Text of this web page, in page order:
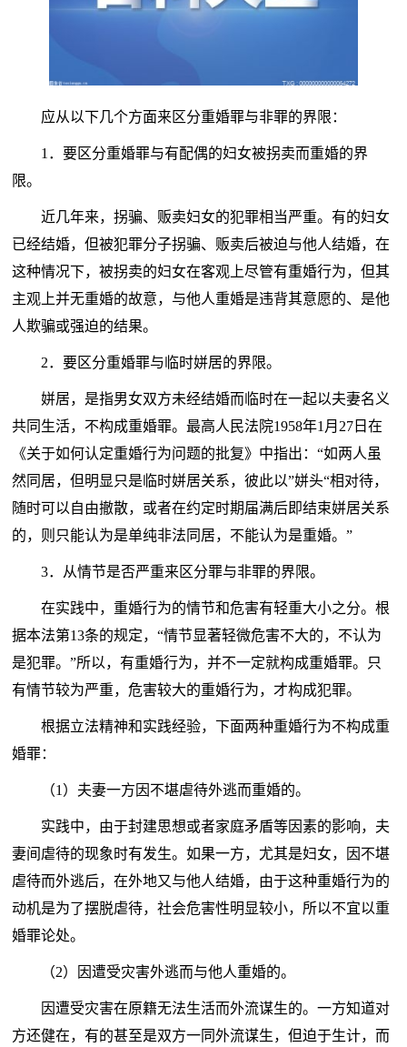
应从以下几个方面来区分重婚罪与非罪的界限：
1．要区分重婚罪与有配偶的妇女被拐卖而重婚的界
限。
近几年来，拐骗、贩卖妇女的犯罪相当严重。有的妇女
已经结婚，但被犯罪分子拐骗、贩卖后被迫与他人结婚，在
这种情况下，被拐卖的妇女在客观上尽管有重婚行为，但其
主观上并无重婚的故意，与他人重婚是违背其意愿的、是他
人欺骗或强迫的结果。
2．要区分重婚罪与临时姘居的界限。
姘居，是指男女双方未经结婚而临时在一起以夫妻名义
共同生活，不构成重婚罪。最高人民法院1958年1月27日在
《关于如何认定重婚行为问题的批复》中指出：“如两人虽
然同居，但明显只是临时姘居关系，彼此以”姘头“相对待，
随时可以自由撤散，或者在约定时期届满后即结束姘居关系
的，则只能认为是单纯非法同居，不能认为是重婚。”
3．从情节是否严重来区分罪与非罪的界限。
在实践中，重婚行为的情节和危害有轻重大小之分。根
据本法第13条的规定，“情节显著轻微危害不大的，不认为
是犯罪。”所以，有重婚行为，并不一定就构成重婚罪。只
有情节较为严重，危害较大的重婚行为，才构成犯罪。
根据立法精神和实践经验，下面两种重婚行为不构成重
婚罪：
（1）夫妻一方因不堪虐待外逃而重婚的。
实践中，由于封建思想或者家庭矛盾等因素的影响，夫
妻间虐待的现象时有发生。如果一方，尤其是妇女，因不堪
虐待而外逃后，在外地又与他人结婚，由于这种重婚行为的
动机是为了摆脱虐待，社会危害性明显较小，所以不宜以重
婚罪论处。
（2）因遭受灾害外逃而与他人重婚的。
因遭受灾害在原籍无法生活而外流谋生的。一方知道对
方还健在，有的甚至是双方一同外流谋生，但迫于生计，而